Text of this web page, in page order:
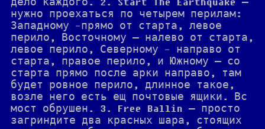
дело каждого. 2. Start The Earthquake —
нужно проехаться по четырем перилам:
Западному -прямо от старта, левое
перило, Восточному — налево от старта,
левое перило, Северному - направо от
старта, правое перило, и Южному — со
старта прямо после арки направо, там
будет ровное перило, длинное такое,
возле него есть ещ почтовые ящики. Вс
мост обрушен. 3. Free Ballin — просто
загриндите два красных шара, стоящих